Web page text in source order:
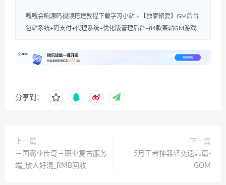
嘎嘎会响源码视频搭建教程下载学习小站 »
【独家修复】GM后台
包站系统+码支付+代理系统+优化版管理后台+84款某站GM游戏
分享到：
上一篇
三国霸业传奇三职业复古服务
端_散人好混_RMB回收
下一篇
5月王者神器轻变遗忘篇-
GOM